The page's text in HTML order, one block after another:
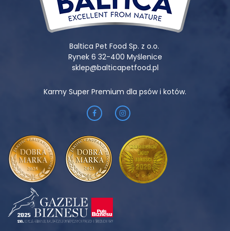
Baltica Pet Food Sp. z o.o.
Rynek 6 32-400 Myślenice
sklep@balticapetfood.pl
Karmy Super Premium dla psów i kotów.